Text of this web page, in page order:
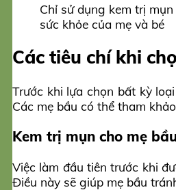
Chỉ sử dụng kem trị
sức khỏe của mẹ và bé
Các tiêu chí khi
Trước khi lựa chọn bất kỳ
Các mẹ bầu có thể tham
Kem trị mụn cho mẹ
Việc làm đầu tiên trước khi
Điều này sẽ giúp mẹ bầu